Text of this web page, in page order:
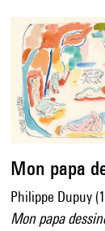
Mon papa
Philippe Dupuy
Mon papa